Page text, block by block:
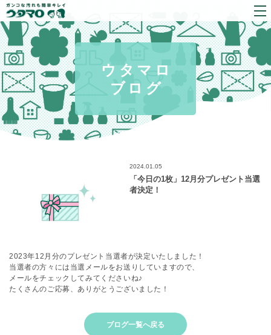
ウタマロ
ブログ
2024.01.05
「今日の1枚」12月分プレゼント当選
者決定！
2023年12月分のプレゼント当選者が決定いたしました！
当選者の方々には当選メールをお送りしていますので、
メールをチェックしてみてくださいね♪
たくさんのご応募、ありがとうございました！
ブログ一覧へ戻る